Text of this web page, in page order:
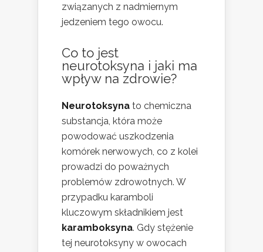
związanych z nadmiernym
jedzeniem tego owocu.
Co to jest
neurotoksyna i jaki ma
wpływ na zdrowie?
Neurotoksyna to chemiczna
substancja, która może
powodować uszkodzenia
komórek nerwowych, co z kolei
prowadzi do poważnych
problemów zdrowotnych. W
przypadku karamboli
kluczowym składnikiem jest
karamboksyna. Gdy stężenie
tej neurotoksyny w owocach